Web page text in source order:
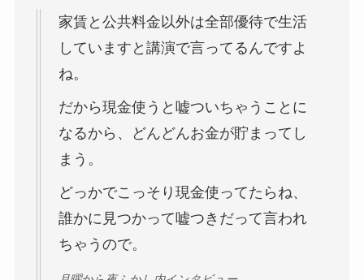
家賃と公共料金以外は全部優待で生活
していますと講演で言ってるんですよ
ね。
だから現金使うと嘘ついちゃうことに
なるから、どんどんお金が貯まってし
まう。
どっかでこっそり現金使ってたらね、
誰かに見つかって嘘つきだって言われ
ちゃうので。